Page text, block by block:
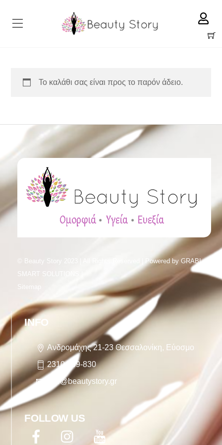
Menu
Cart
Το καλάθι σας είναι προς το παρόν άδειο.
© Beauty Story 2023 | All Rights Reserved | Powered byGRABI
SMART SOLUTIONS |
Sitemap
INFO
Ανδρομάχης 21-23 Θεσσαλονίκη, Εύοσμο
2310 759-830
info@beautystory.gr
FOLLOW US
Facebook Twitter YouTube